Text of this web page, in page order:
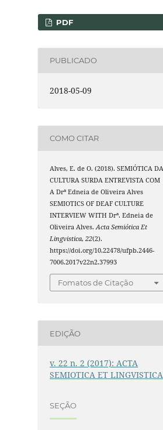
PDF
PUBLICADO
2018-05-09
COMO CITAR
Alves, E. de O. (2018). SEMIÓTICA
CULTURA SURDA ENTREVISTA COM
A Drª Edneia de Oliveira Alves
SEMIOTICS OF DEAF CULTURE
INTERVIEW WITH Drª. Edneia de
Oliveira Alves.Acta Semiótica Et
Lingvistica,22(2).
https://doi.org/10.22478/ufpb.2446-
7006.2017v22n2.37993
Fomatos de Citação
EDIÇÃO
v. 22 n. 2 (2017): ACTA
SEMIOTICA ET LINGVISTICA
SEÇÃO